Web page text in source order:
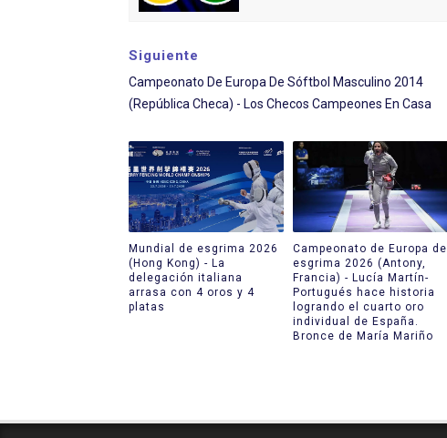
Siguiente
Campeonato De Europa De Sóftbol Masculino 2014
(República Checa) - Los Checos Campeones En Casa
Mundial de esgrima 2026
(Hong Kong) - La
delegación italiana
arrasa con 4 oros y 4
platas
Campeonato de Europa de
esgrima 2026 (Antony,
Francia) - Lucía Martín-
Portugués hace historia
logrando el cuarto oro
individual de España.
Bronce de María Mariño